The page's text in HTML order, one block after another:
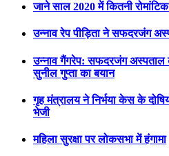
जाने साल 2020 में कितनी
उन्नाव रेप पीड़िता ने सफदरजंग
उन्नाव गैंगरेप: सफदरजंग
सुनील गुप्ता का बयान
गृह मंत्रालय ने निर्भया केस के
भेजी
महिला सुरक्षा पर लोकसभा में हंगामा